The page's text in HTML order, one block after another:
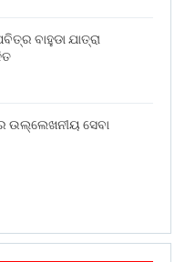
ବାହୁଡା ଯାତ୍ରା
ଉଲ୍ଲେଖନୀୟ ସେବା